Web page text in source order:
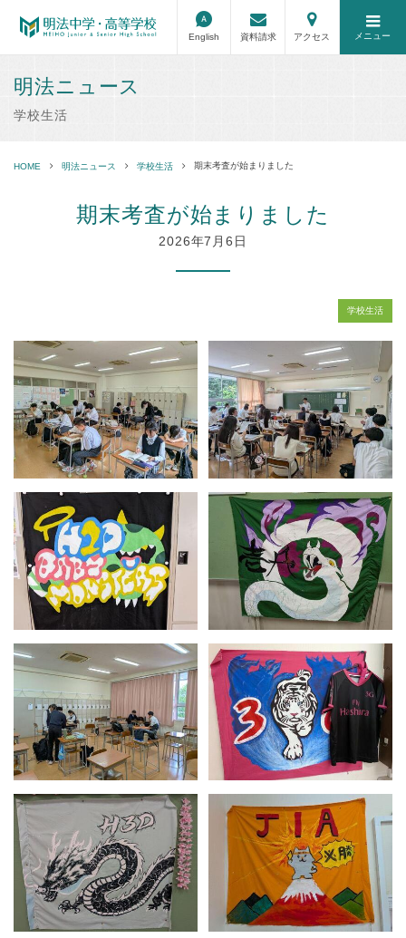
English 資料請求 アクセス メニュー
明法ニュース
学校生活
HOME 明法ニュース 学校生活 期末考査が始まりました
期末考査が始まりました
2026年7月6日
学校生活